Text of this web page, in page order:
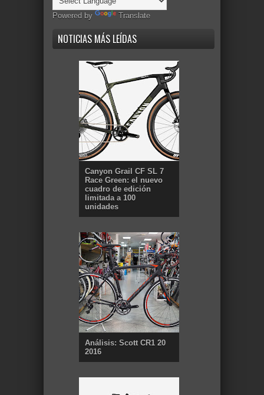
Powered by Translate
NOTICIAS MÁS LEÍDAS
Canyon Grail CF SL 7
Race Green: el nuevo
cuadro de edición
limitada a 100
unidades
Análisis: Scott CR1 20
2016